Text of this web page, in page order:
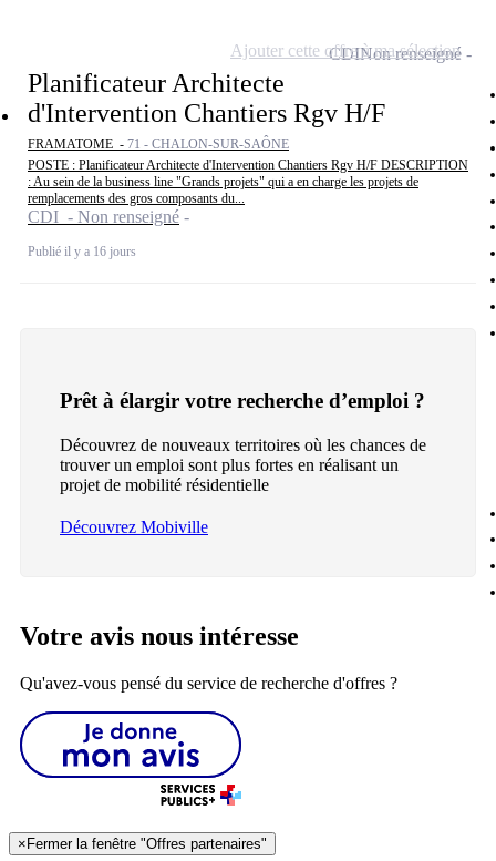
Planificateur Architecte
d'Intervention Chantiers Rgv H/F
FRAMATOME - 71 - CHALON-SUR-SAÔNE
POSTE : Planificateur Architecte d'Intervention Chantiers Rgv H/F DESCRIPTION
: Au sein de la business line "Grands projets" qui a en charge les projets de
remplacements des gros composants du...
CDI - Non renseigné
Publié il y a 16 jours
CDINon renseigné
Ajouter cette offre à ma sélection
Prêt à élargir votre recherche d’emploi ?
Découvrez de nouveaux territoires où les chances de
trouver un emploi sont plus fortes en réalisant un
projet de mobilité résidentielle
Découvrez Mobiville
Votre avis nous intéresse
Qu'avez-vous pensé du service de recherche d'offres ?
× Fermer la fenêtre "Offres partenaires"